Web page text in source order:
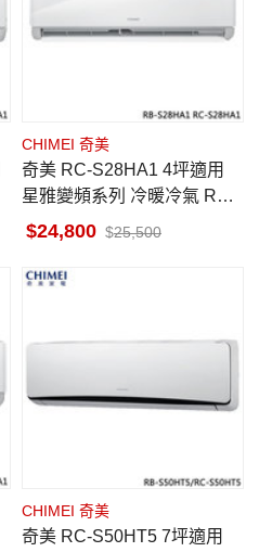
CHIMEI 奇美
奇美 RC-S28HA1 4坪適用
星雅變頻系列 冷暖冷氣 RB-
S28HA1
24,800 25,500
CHIMEI 奇美
奇美 RC-S50HT5 7坪適用